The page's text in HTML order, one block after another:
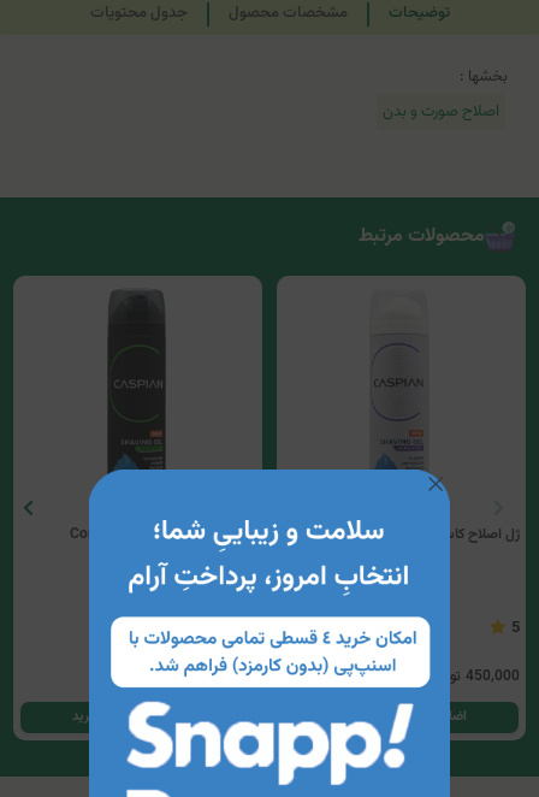
توضیحات مشخصات محصول جدول محتویات
بخشها :
اصلاح صورت و بدن
محصولات مرتبط
ژل اصلاح کاسپین مدل Sensitive
5
450,000 تومان
اضافه کردن به سبد خرید
ژل اصلاح کاسپین مدل Comfort
3.75
285,000 تومان
اضافه کردن به سبد خرید